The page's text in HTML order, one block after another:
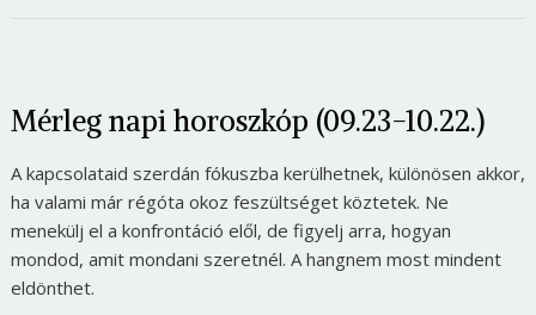
Mérleg napi horoszkóp (09.23-10.22.)
A kapcsolataid szerdán fókuszba kerülhetnek, különösen akkor,
ha valami már régóta okoz feszültséget köztetek. Ne
menekülj el a konfrontáció elől, de figyelj arra, hogyan
mondod, amit mondani szeretnél. A hangnem most mindent
eldönthet.